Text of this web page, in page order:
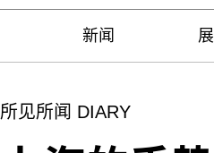
新闻
所见所闻 DIARY